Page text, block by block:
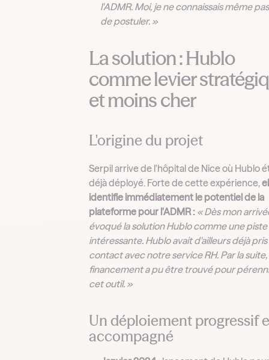
l'ADMR. Moi, je ne connaissais même
de postuler. »
La solution : Hublo
comme levier
et moins cher
L'origine du projet
Serpil arrive de l'hôpital de Nice où Hublo
déjà déployé. Forte de cette expérience,
identifie immédiatement le potentiel de la
plateforme pour l'ADMR : « Dès mon
évoqué la solution Hublo comme une piste
intéressante. Hublo avait d'ailleurs déjà pris
contact avec notre service RH. Par la
financement a pu être trouvé pour
cet outil. »
Un déploiement progressif
accompagné